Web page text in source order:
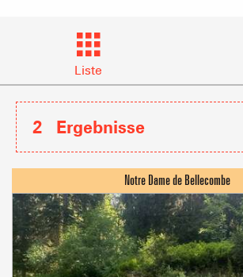
Liste
2 Ergebnisse